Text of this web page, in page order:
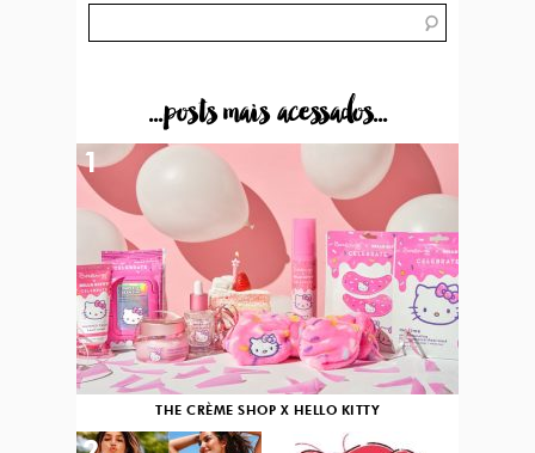
...posts mais acessados...
THE CRÈME SHOP X HELLO KITTY
1